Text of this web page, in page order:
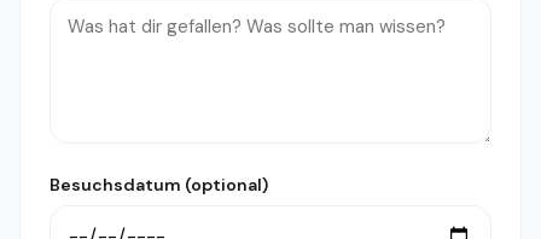
Besuchsdatum (optional)